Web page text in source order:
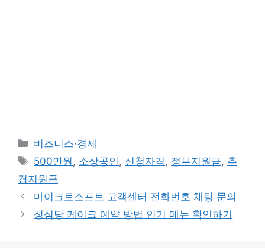
카
테
리
비즈니스·경제
태
그
500만원, 소상공인, 신청자격, 정부지원금, 추
경지원금
마이크로소프트 고객센터 전화번호 채팅 문의
성심당 케이크 예약 방법 인기 메뉴 확인하기